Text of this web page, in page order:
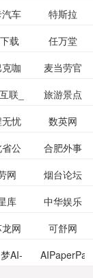
网站
纸 产更多>>
车
特斯拉
更多>>
载
任万堂
更多>>
咖 麦当劳官
网更多>>
联_
票
旅游景点
点评-猫途
鹰
更多>>
忧
网
数英网
更多>>
公 合肥外事
办更多>>
网
烟台论坛
更多>>
库 中华娱乐
网更多>>
网
可舒网
更多>>
AI-